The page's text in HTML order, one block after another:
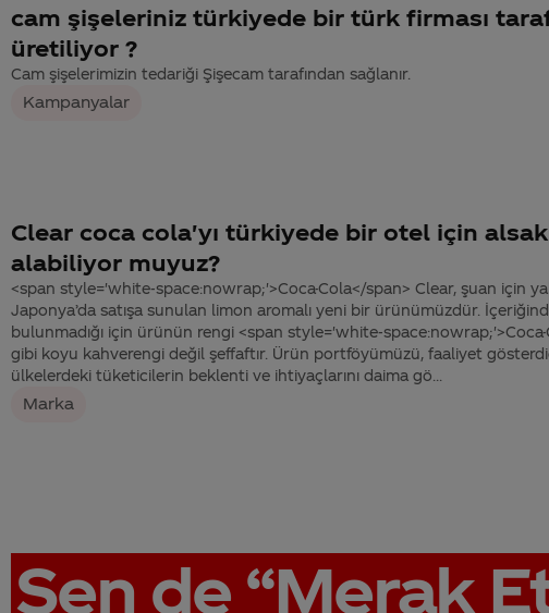
cam şişeleriniz türkiyede bir türk firması
üretiliyor ?
Cam şişelerimizin tedariği Şişecam tarafından sağlanır.
Kampanyalar
Clear coca cola'yı türkiyede bir otel için alsak
alabiliyor muyuz?
<span style='white-space:nowrap;'>Coca-Cola</span> Clear, şuan için
Japonya’da satışa sunulan limon aromalı yeni bir ürünümüzdür.
bulunmadığı için ürünün rengi <span style='white-space:nowrap;'>Coca-
gibi koyu kahverengi değil şeffaftır. Ürün portföyümüzü, faaliyet
ülkelerdeki tüketicilerin beklenti ve ihtiyaçlarını daima gö...
Marka
Sen de “Merak